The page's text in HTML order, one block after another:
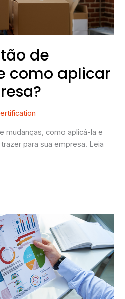
de
como aplicar
mudanças, como aplicá-la e
para sua empresa. Leia